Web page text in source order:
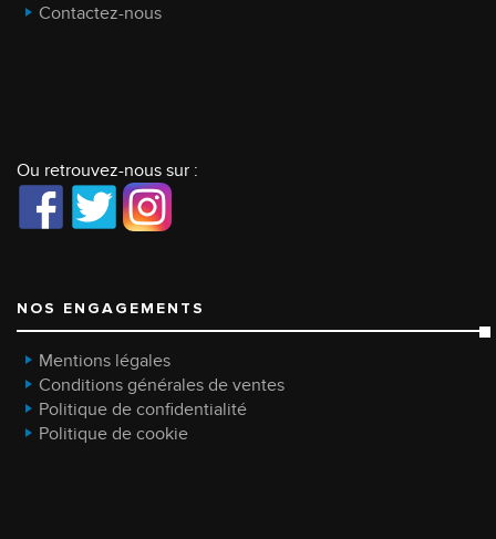
Contactez-nous
Ou retrouvez-nous sur :
NOS ENGAGEMENTS
Mentions légales
Conditions générales de ventes
Politique de confidentialité
Politique de cookie